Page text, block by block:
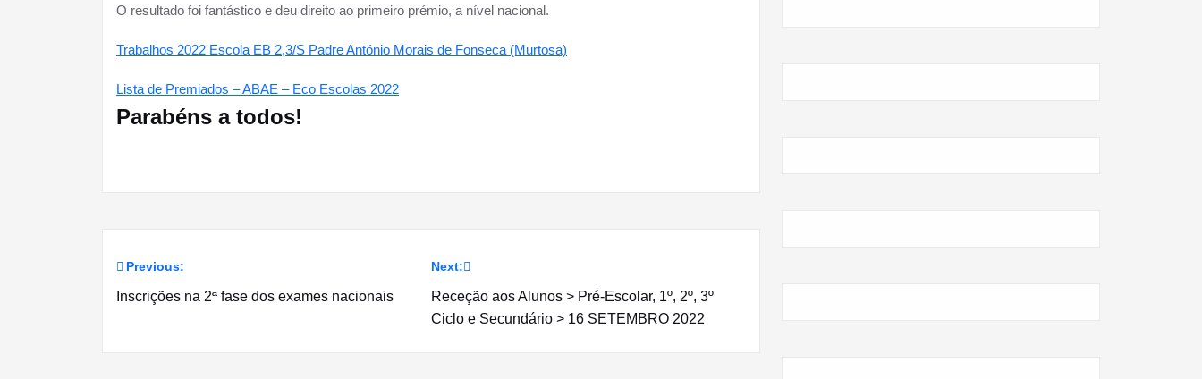
O resultado foi fantástico e deu direito ao primeiro prémio, a nível nacional.
Trabalhos 2022 Escola EB 2,3/S Padre António Morais de Fonseca (Murtosa)
Lista de Premiados – ABAE – Eco Escolas 2022
Parabéns a todos!
Navegação
Previous:
Inscrições na 2ª fase dos exames nacionais
Next:
Receção aos Alunos > Pré-Escolar, 1º, 2º, 3º
Ciclo e Secundário > 16 SETEMBRO 2022